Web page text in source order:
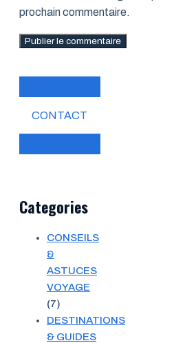
prochain commentaire.
CONTACT
Categories
CONSEILS
&
ASTUCES
VOYAGE
(7)
DESTINATIONS
& GUIDES